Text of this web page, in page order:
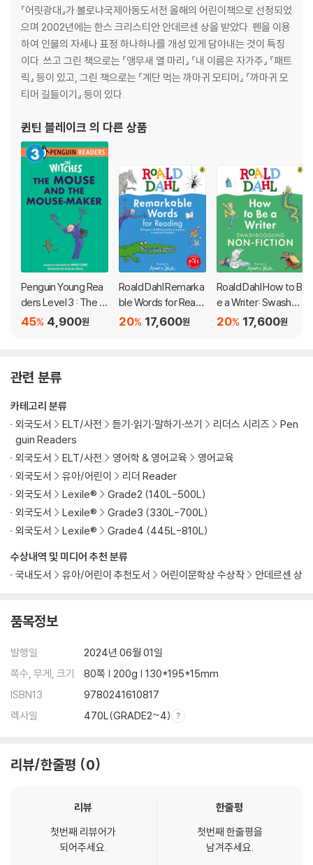
『어릿광대』가 볼로냐국제아동도서전 올해의 어린이책으로 선정되었
으며 2002년에는 한스 크리스티안 안데르센 상을 받았다. 펜을 이용
하여 인물의 자세나 표정 하나하나를 개성 있게 담아내는 것이 특징
이다. 쓰고 그린 책으로는 『앵무새 열 마리』 『내 이름은 자가주』 『패트
릭』 등이 있고, 그린 책으로는 『계단 먹는 까마귀 모티머』 『까마귀 모
티머 길들이기』 등이 있다.
퀸틴 블레이크 의 다른 상품
Penguin Young Rea
ders Level 3 : The W
itches : The Mouse
4,900원
45%
Roald Dahl Remarka
ble Words for Readi
ng
17,600원
20%
Roald Dahl How to B
e a Writer: Swashbo
ggling Non-Fiction
17,600원
20%
관련 분류
수상내역 및 미디어 추천 분류
국내도서
유아/어린이 추천도서 어린이문학상 수상작 안데르센 상
카테고리 분류
외국도서
ELT/사전 듣기·읽기·말하기·쓰기 리더스 시리즈
Pen
guin Readers
외국도서
ELT/사전 영어학 & 영어교육
영어교육
외국도서
유아/어린이
리더 Reader
외국도서
Lexile®
Grade2 (140L-500L)
외국도서
Lexile®
Grade3 (330L-700L)
외국도서
Lexile® Grade4 (445L-810L)
품목정보
발행일
2024년 06월 01일
쪽수, 무게, 크기
80쪽 | 200g | 130*195*15mm
ISBN13
9780241610817
렉사일
470L(GRADE2~4)
리뷰/한줄평 0
리뷰
첫번째 리뷰어가
되어주세요.
한줄평
첫번째 한줄평을
남겨주세요.